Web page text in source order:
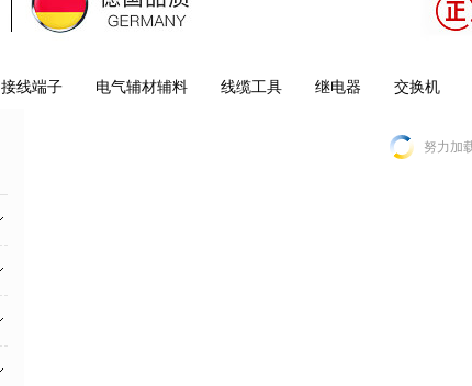
接线端子 电气辅材辅料 线缆工具 继电器 交换机
努力加